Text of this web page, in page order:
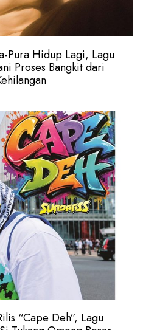
Pura Hidup Lagi, Lagu
Proses Bangkit dari
“Cape Deh”, Lagu